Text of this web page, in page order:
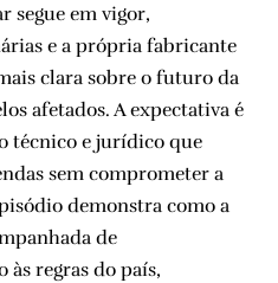
segue em vigor,
e a própria fabricante
clara sobre o futuro da
afetados. A expectativa é
técnico e jurídico que
sem comprometer a
demonstra como a
de
às regras do país,